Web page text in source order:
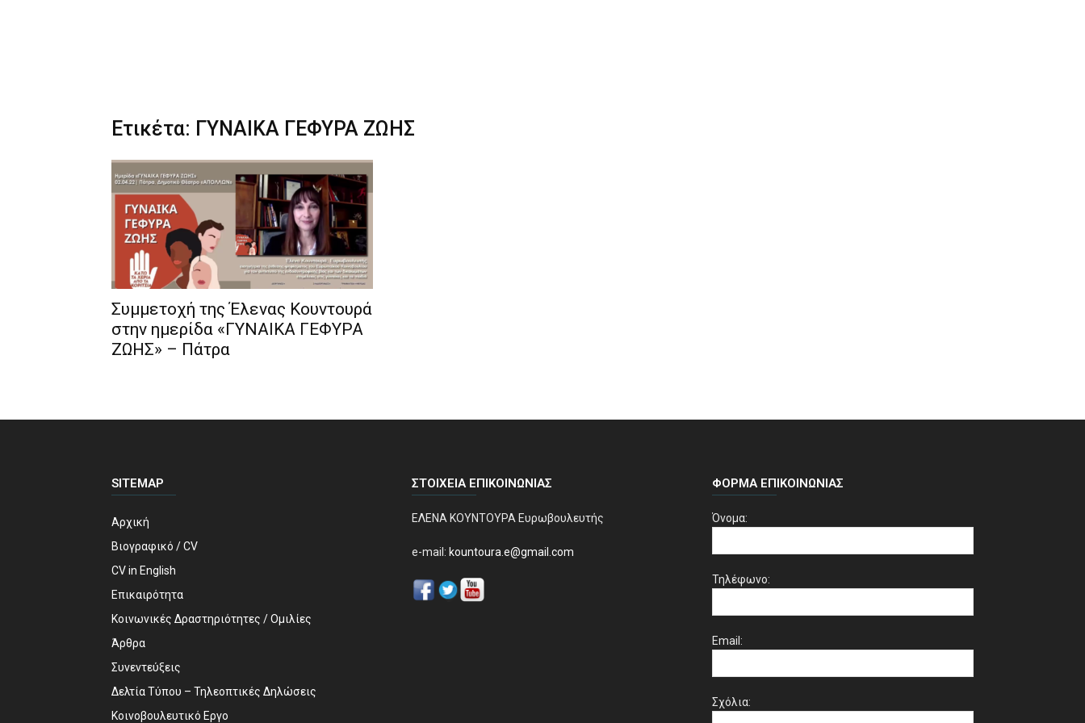
Ετικέτα: ΓΥΝΑΙΚΑ ΓΕΦΥΡΑ ΖΩΗΣ
Συμμετοχή της Έλενας Κουντουρά
στην ημερίδα «ΓΥΝΑΙΚΑ ΓΕΦΥΡΑ
ΖΩΗΣ» – Πάτρα
SITEMAP
Αρχική
Βιογραφικό / CV
CV in English
Επικαιρότητα
Κοινωνικές Δραστηριότητες / Ομιλίες
Άρθρα
Συνεντεύξεις
Δελτία Τύπου – Τηλεοπτικές Δηλώσεις
Κοινοβουλευτικό Εργο
ΣΤΟΙΧΕΊΑ ΕΠΙΚΟΙΝΩΝΊΑΣ
ΕΛΕΝΑ ΚΟΥΝΤΟΥΡΑ Ευρωβουλευτής
e-mail: kountoura.e@gmail.com
ΦΌΡΜΑ ΕΠΙΚΟΙΝΩΝΊΑΣ
Όνομα:
Τηλέφωνο:
Email:
Σχόλια: